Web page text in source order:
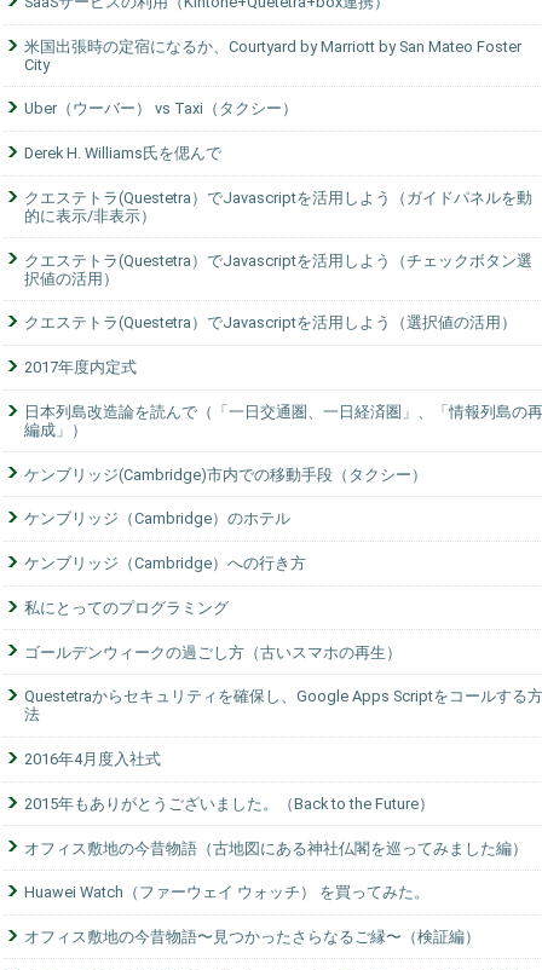
米国出張時の定宿になるか、Courtyard by Marriott by San Mateo Foster
City
Uber（ウーバー） vs Taxi（タクシー）
Derek H. Williams氏を偲んで
クエステトラ(Questetra）でJavascriptを活用しよう（ガイドパネルを動
的に表示/非表示）
クエステトラ(Questetra）でJavascriptを活用しよう（チェックボタン選
択値の活用）
クエステトラ(Questetra）でJavascriptを活用しよう（選択値の活用）
2017年度内定式
日本列島改造論を読んで（「一日交通圏、一日経済圏」、「情報列島の再
編成」）
ケンブリッジ(Cambridge)市内での移動手段（タクシー）
ケンブリッジ（Cambridge）のホテル
ケンブリッジ（Cambridge）への行き方
私にとってのプログラミング
ゴールデンウィークの過ごし方（古いスマホの再生）
Questetraからセキュリティを確保し、Google Apps Scriptをコールする方
法
2016年4月度入社式
2015年もありがとうございました。（Back to the Future）
オフィス敷地の今昔物語（古地図にある神社仏閣を巡ってみました編）
Huawei Watch（ファーウェイ ウォッチ） を買ってみた。
オフィス敷地の今昔物語〜見つかったさらなるご縁〜（検証編）